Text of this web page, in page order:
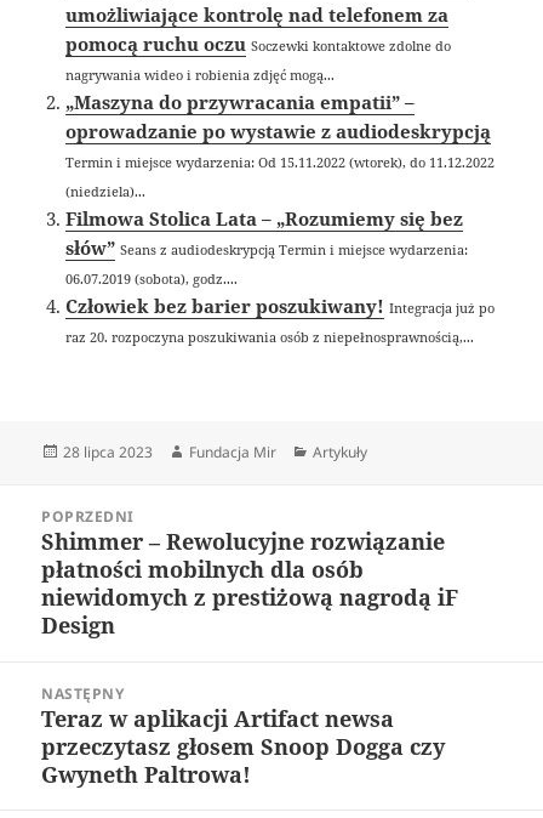
umożliwiające kontrolę nad telefonem za
pomocą ruchu oczu Soczewki kontaktowe zdolne do
nagrywania wideo i robienia zdjęć mogą...
„Maszyna do przywracania empatii” –
oprowadzanie po wystawie z audiodeskrypcją
Termin i miejsce wydarzenia: Od 15.11.2022 (wtorek), do 11.12.2022
(niedziela)...
Filmowa Stolica Lata – „Rozumiemy się bez
słów” Seans z audiodeskrypcją Termin i miejsce wydarzenia:
06.07.2019 (sobota), godz....
Człowiek bez barier poszukiwany! Integracja już po
raz 20. rozpoczyna poszukiwania osób z niepełnosprawnością,...
Data
28 lipca 2023 Autor
Fundacja Mir Kategorie
Artykuły
wpisuPOPRZEDNI
Poprzedni
wpis:
Shimmer – Rewolucyjne rozwiązanie
płatności mobilnych dla osób
niewidomych z prestiżową nagrodą iF
Design
NASTĘPNY
Następny
wpis:
Teraz w aplikacji Artifact newsa
przeczytasz głosem Snoop Dogga czy
Gwyneth Paltrowa!